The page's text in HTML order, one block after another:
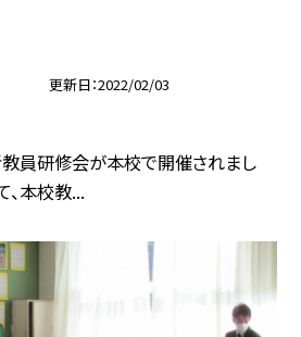
更新日 2022/02/03
員研修会が本校で開催されまし
、本校教...